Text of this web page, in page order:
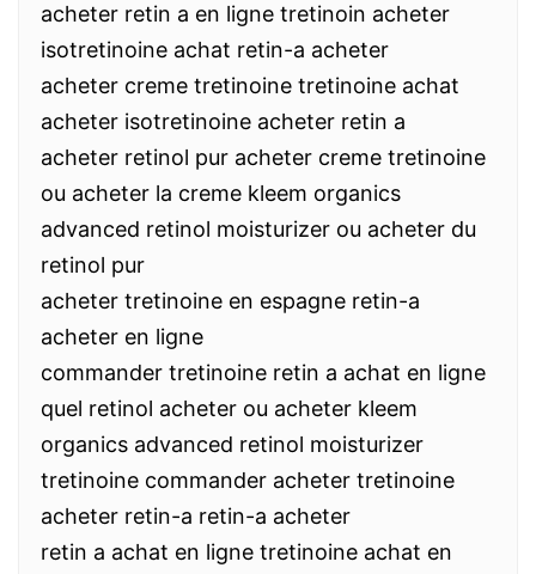
acheter retin a en ligne tretinoin acheter
isotretinoine achat retin-a acheter
acheter creme tretinoine tretinoine achat
acheter isotretinoine acheter retin a
acheter retinol pur acheter creme tretinoine
ou acheter la creme kleem organics
advanced retinol moisturizer ou acheter du
retinol pur
acheter tretinoine en espagne retin-a
acheter en ligne
commander tretinoine retin a achat en ligne
quel retinol acheter ou acheter kleem
organics advanced retinol moisturizer
tretinoine commander acheter tretinoine
acheter retin-a retin-a acheter
retin a achat en ligne tretinoine achat en